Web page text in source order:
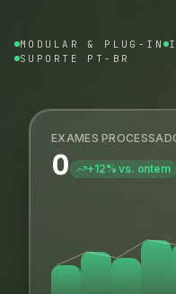
MODULAR & PLUG-IN
SUPORTE PT-BR
EXAMES
0 +12% vs. ontem